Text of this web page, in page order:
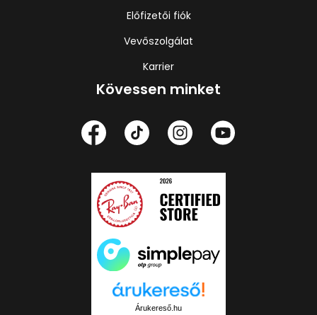
Előfizetői fiók
Vevőszolgálat
Karrier
Kövessen minket
Árukereső.hu